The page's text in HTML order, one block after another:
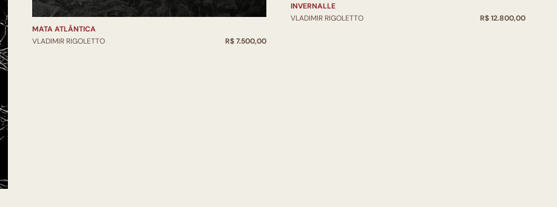
MATA ATLÂNTICA
VLADIMIR RIGOLETTO
R$ 7.500,00
INVERNALLE
VLADIMIR RIGOLETTO
R$ 12.800,00